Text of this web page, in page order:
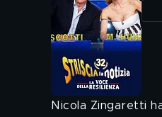
Nicola Zingaretti